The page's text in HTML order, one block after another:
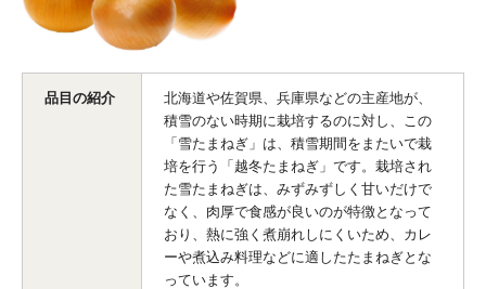
品目の紹介
北海道や佐賀県、兵庫県などの主産地が、
積雪のない時期に栽培するのに対し、この
「雪たまねぎ」は、積雪期間をまたいで栽
培を行う「越冬たまねぎ」です。栽培され
た雪たまねぎは、みずみずしく甘いだけで
なく、肉厚で食感が良いのが特徴となって
おり、熱に強く煮崩れしにくいため、カレ
ーや煮込み料理などに適したたまねぎとな
っています。